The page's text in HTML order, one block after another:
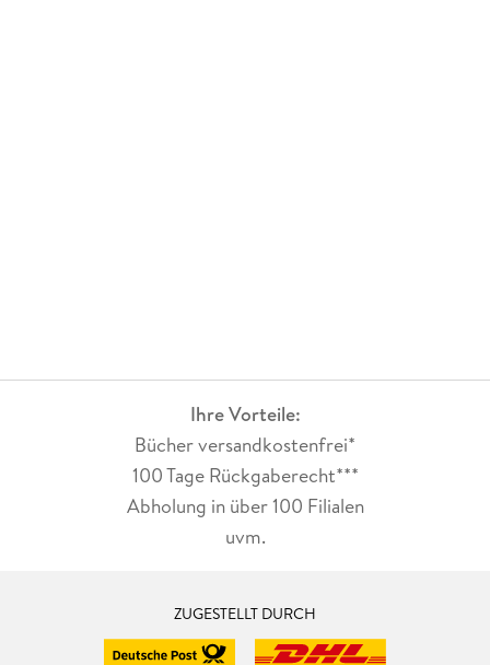
Ihre Vorteile:
Bücher versandkostenfrei*
100 Tage Rückgaberecht***
Abholung in über 100 Filialen
uvm.
ZUGESTELLT DURCH